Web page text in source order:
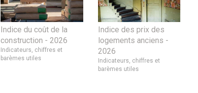
Indice du coût de la
construction - 2026
Indicateurs, chiffres et
barèmes utiles
Indice des prix des
logements anciens -
2026
Indicateurs, chiffres et
barèmes utiles